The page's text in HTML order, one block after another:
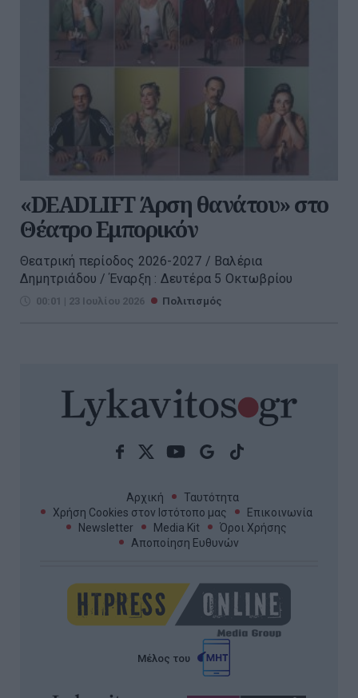
«DEADLIFT Άρση θανάτου» στο
Θέατρο Εμπορικόν
Θεατρική περίοδος 2026-2027 / Βαλέρια
Δημητριάδου / Έναρξη : Δευτέρα 5 Οκτωβρίου
00:01 | 23 Ιουλίου 2026 Πολιτισμός
Αρχική
Ταυτότητα
Χρήση Cookies στον Ιστότοπο μας
Επικοινωνία
Newsletter
Media Kit
Όροι Χρήσης
Αποποίηση Ευθυνών
Μέλος του